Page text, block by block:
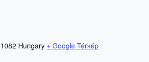
1082 Hungary + Google Térkép